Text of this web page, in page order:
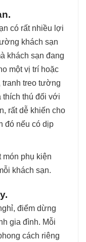
có rất nhiều lợi
khách sạn
khách sạn đang
một vị trí hoặc
tranh treo tường
thích thú đối với
rất dễ khiến cho
đó nếu có dịp
món phụ kiện
khách sạn.
điểm dừng
gia đình. Mỗi
cách riêng